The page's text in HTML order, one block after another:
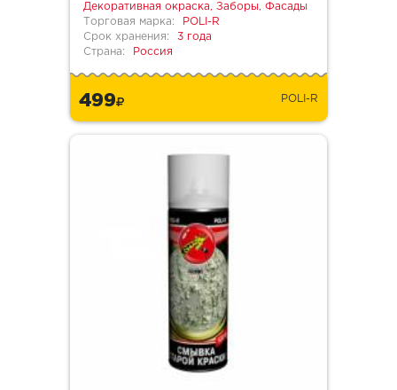
Декоративная окраска, Заборы, Фасады
Торговая марка:
POLI-R
Срок хранения:
3 года
Страна:
Россия
499 POLI-R